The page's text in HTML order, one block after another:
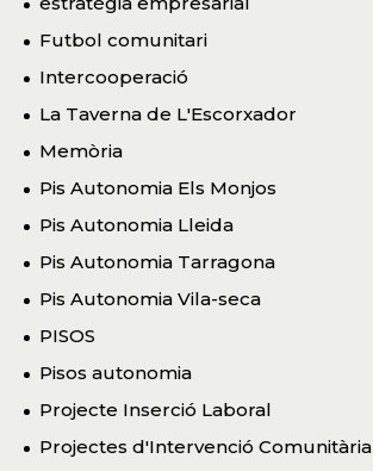
Futbol comunitari
Intercooperació
La Taverna de L'Escorxador
Memòria
Pis Autonomia Els Monjos
Pis Autonomia Lleida
Pis Autonomia Tarragona
Pis Autonomia Vila-seca
PISOS
Pisos autonomia
Projecte Inserció Laboral
Projectes d'Intervenció Comunitària